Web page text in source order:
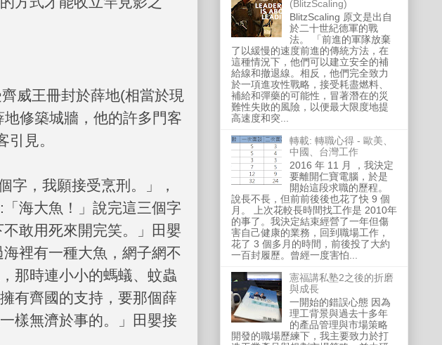
威王冊封於薛地(相當於現
修築城牆，他的許多門客
見。
字，我願接受烹刑。」，
: 「海大魚！」說完這三個字
不敢用死來開完笑。」田嬰
海裡有一種大魚，網子網不
那時連小小的螞蟻、蚊蟲
有齊國的支持，要那個薛
樣無濟於事的。」田嬰接
(BlitzScaling)
BlitzScaling 原文是出自
於二十世紀德軍的戰
法。 「前進的軍隊放棄
了以緩慢的速度前進的傳統方法，在
這種情況下，他們可以建立安全的補
給線和撤退線。相反，他們完全致力
於一項進攻性戰略，接受耗盡燃料、
補給和彈藥的可能性，冒著潛在的災
難性失敗的風險，以便最大限度地提
高速度和突...
轉載: 轉職心得 - 歐美、
中國、台灣工作
2016 年 11 月 ，我決定
要離開仁寶電腦，於是
開始這段求職的歷程。
說長不長，但前前後後也花了快 9 個
月。 上次花較長時間找工作是 2010年
的事了。我決定結束經營了一年但傷
害自己健康的業務，回到職場工作，
花了 3 個多月的時間，前後投了大約
一百封履歷。曾經一度害怕...
憲福講私塾2之後的折磨
與成長
一開始的錯誤心態 因為
理工背景與過去十多年
的產品管理與市場策略
開發的職場歷練下，我主要致力於打